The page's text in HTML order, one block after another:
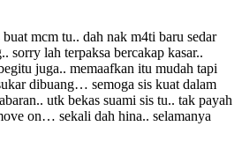
mcm tu.. dah nak m4ti baru sedar
sorry lah terpaksa bercakap kasar..
juga.. memaafkan itu mudah tapi
dibuang… semoga sis kuat dalam
utk bekas suami sis tu.. tak payah
on… sekali dah hina.. selamanya